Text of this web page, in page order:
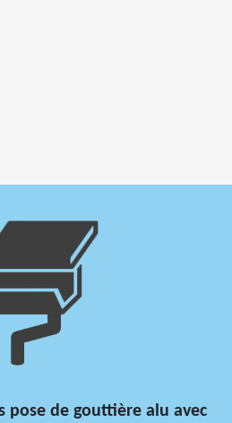
pose de gouttière alu avec